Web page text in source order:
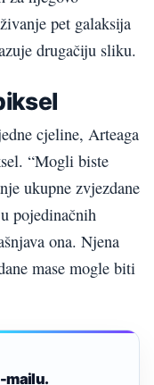
pet galaksija
drugačiju sliku.
cjeline, Arteaga
“Mogli biste
ukupne zvjezdane
pojedinačnih
ona. Njena
mase mogle biti
mailu.